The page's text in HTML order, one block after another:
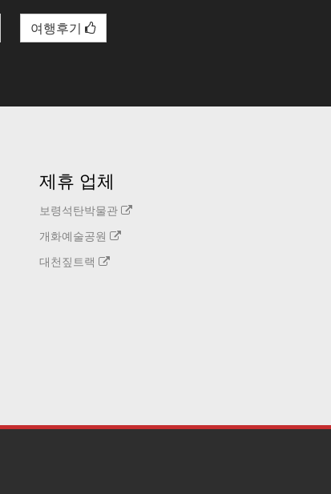
여행후기
제휴 업체
보령석탄박물관
개화예술공원
대천짚트랙